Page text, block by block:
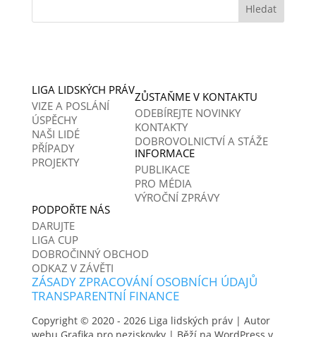
LIGA LIDSKÝCH PRÁV
VIZE A POSLÁNÍ
ÚSPĚCHY
NAŠI LIDÉ
PŘÍPADY
PROJEKTY
ZŮSTAŇME V KONTAKTU
ODEBÍREJTE NOVINKY
KONTAKTY
DOBROVOLNICTVÍ A STÁŽE
INFORMACE
PUBLIKACE
PRO MÉDIA
VÝROČNÍ ZPRÁVY
PODPOŘTE NÁS
DARUJTE
LIGA CUP
DOBROČINNÝ OBCHOD
ODKAZ V ZÁVĚTI
ZÁSADY ZPRACOVÁNÍ OSOBNÍCH ÚDAJŮ
TRANSPARENTNÍ FINANCE
Copyright © 2020 - 2026 Liga lidských práv| Autor